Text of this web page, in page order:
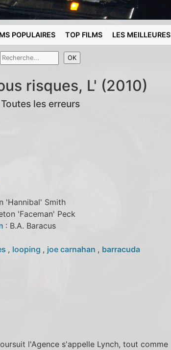
POPULAIRES TOP FILMS LES MEILLEURES
risques, L' (2010)
Toutes les erreurs
'Hannibal' Smith
'Faceman' Peck
: B.A. Baracus
, looping , joe carnahan , barracuda
l'Agence s'appelle Lynch, tout comme